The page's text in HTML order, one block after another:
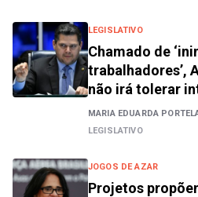
LEGISLATIVO
Chamado de
trabalhadores’,
não irá tolerar
MARIA EDUARDA
LEGISLATIVO
JOGOS DE AZAR
Projetos